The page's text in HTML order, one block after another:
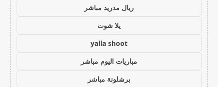
ريال مدريد مباشر
يلا شوت
yalla shoot
مباريات اليوم مباشر
برشلونة مباشر